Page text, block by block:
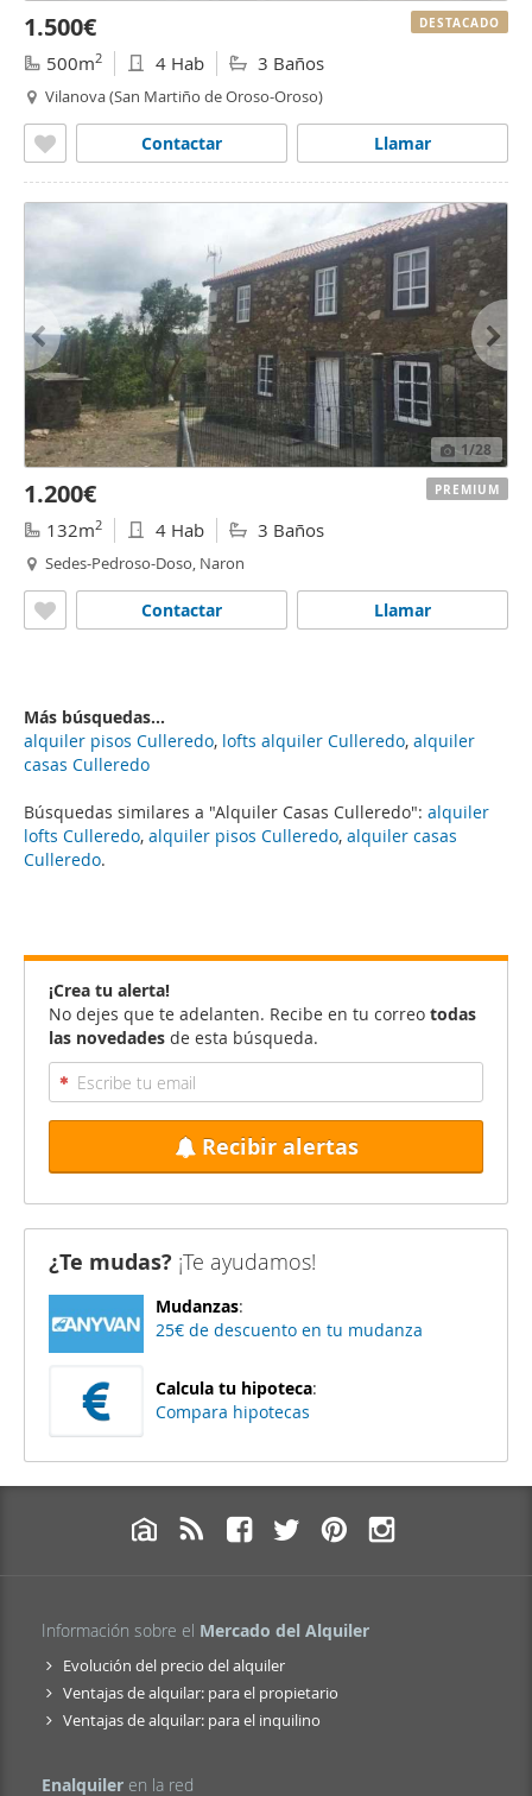
Búsquedas similares a "Alquiler Casas Culleredo": alquiler
lofts Culleredo, alquiler pisos Culleredo, alquiler casas
Culleredo.
1.500€
500m2 4 Hab 3 Baños
Vilanova (San Martiño de Oroso-Oroso)
Llamar
Contactar
DESTACADO
1/28
1.200€
132m2 4 Hab 3 Baños
Sedes-Pedroso-Doso, Naron
Llamar
Contactar
PREMIUM
Más búsquedas...
alquiler pisos Culleredo, lofts alquiler Culleredo, alquiler
casas Culleredo
¡Crea tu alerta!
No dejes que te adelanten. Recibe en tu correo todas
las novedades de esta búsqueda.
Recibir alertas
¿Te mudas? ¡Te ayudamos!
Mudanzas:
25€ de descuento en tu mudanza
Calcula tu hipoteca:
Compara hipotecas
Información sobre el Mercado del Alquiler
Evolución del precio del alquiler
Ventajas de alquilar: para el propietario
Ventajas de alquilar: para el inquilino
Enalquiler en la red